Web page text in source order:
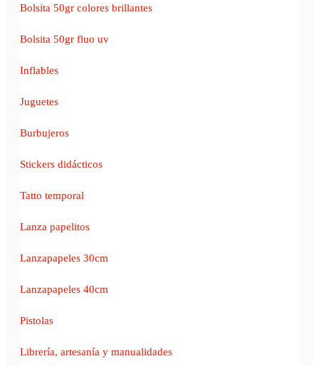
Bolsita 50gr colores brillantes
Bolsita 50gr fluo uv
Inflables
Juguetes
Burbujeros
Stickers didácticos
Tatto temporal
Lanza papelitos
Lanzapapeles 30cm
Lanzapapeles 40cm
Pistolas
Librería, artesanía y manualidades